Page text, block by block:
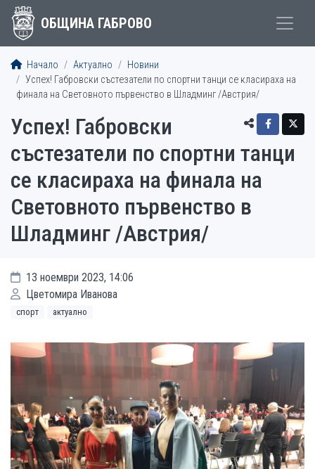
ОБЩИНА ГАБРОВО
Начало Актуално
Новини
Успех! Габровски състезатели по спортни танци се класираха на
финала на Световното първенство в Шладминг /Австрия/
Успех! Габровски
състезатели по спортни танци
се класираха на финала на
Световното първенство в
Шладминг /Австрия/
13 ноември 2023, 14:06
Цветомира Иванова
спорт актуално